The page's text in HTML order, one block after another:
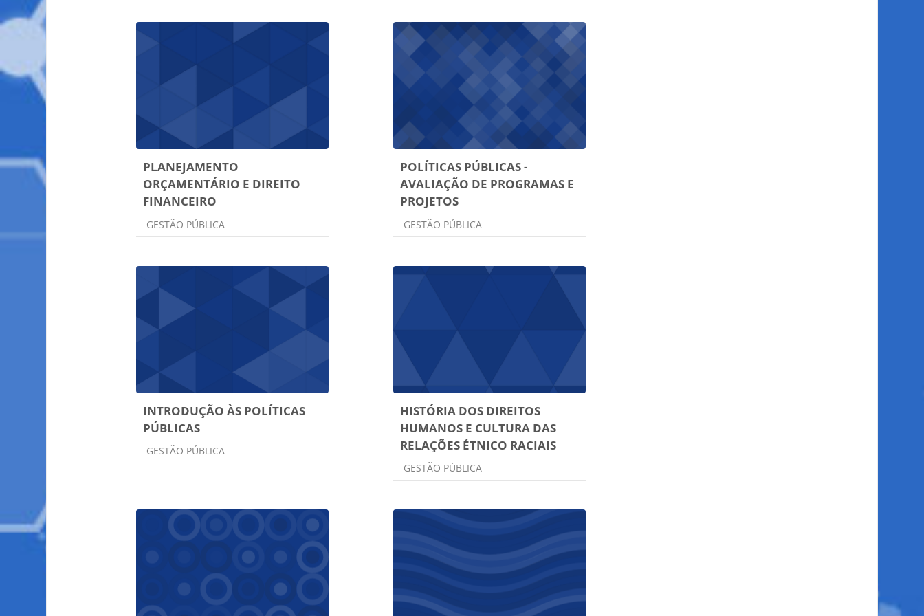
PLANEJAMENTO
ORÇAMENTÁRIO E DIREITO
FINANCEIRO
Categoria do curso
GESTÃO PÚBLICA
POLÍTICAS PÚBLICAS -
AVALIAÇÃO DE PROGRAMAS E
PROJETOS
Categoria do curso
GESTÃO PÚBLICA
INTRODUÇÃO ÀS POLÍTICAS
PÚBLICAS
Categoria do curso
GESTÃO PÚBLICA
HISTÓRIA DOS DIREITOS
HUMANOS E CULTURA DAS
RELAÇÕES ÉTNICO RACIAIS
Categoria do curso
GESTÃO PÚBLICA